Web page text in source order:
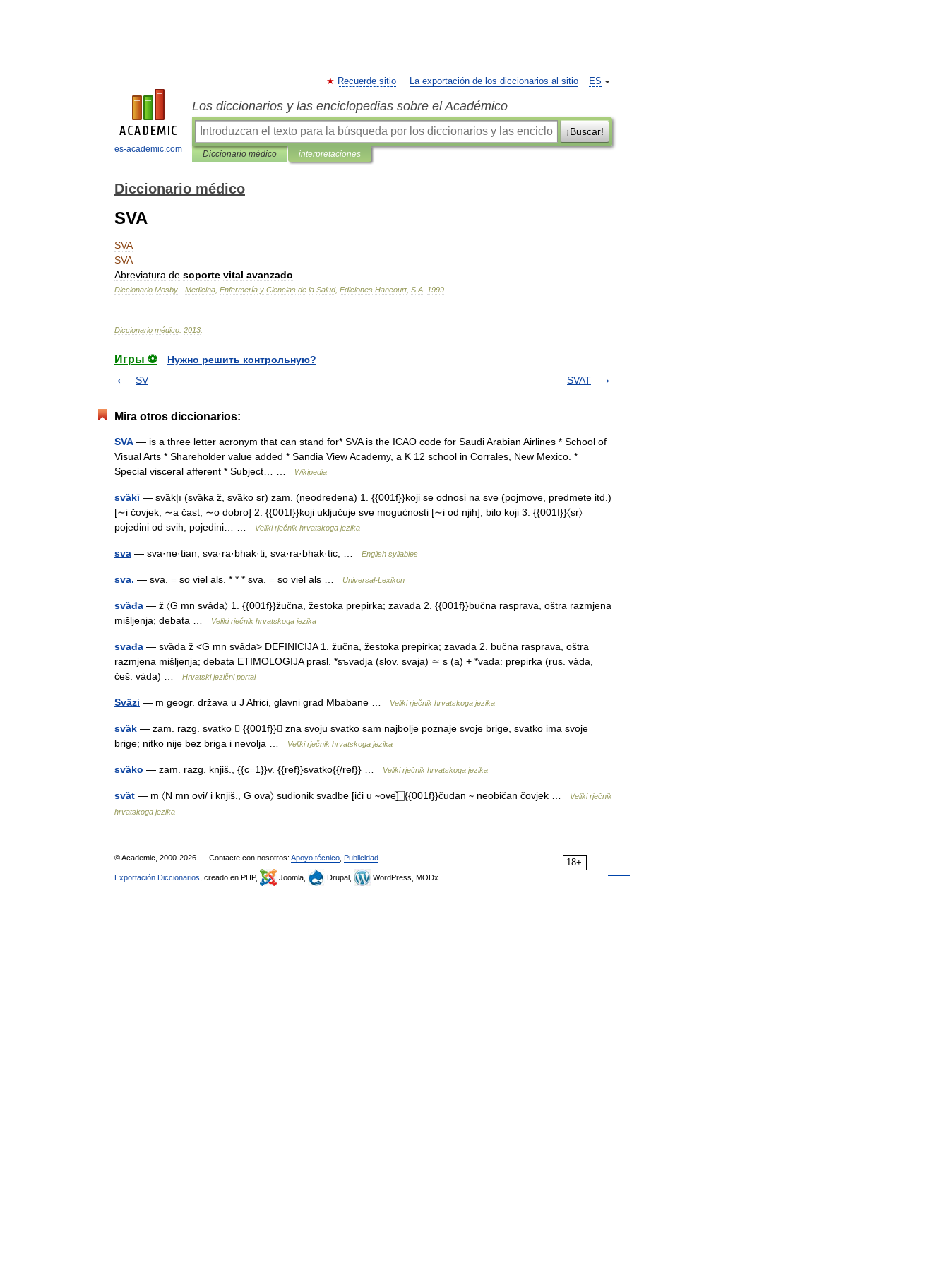
es-academic.com
ES
Recuerde sitio La exportación de los diccionarios al sitio
Los diccionarios y las enciclopedias sobre el Académico
¡Buscar!
Diccionario médico interpretaciones
Diccionario médico
SVA
SVA
SVA
Abreviatura de soporte vital avanzado
Diccionario Mosby - Medicina Enfermería y Ciencias de la Salud, Ediciones Hancourt, S A 1999
Diccionario médico 2013
Игры ⚽
Нужно решить контрольную?
SV
SVAT
Mira otros diccionarios:
SVA — is a three letter acronym that can stand for* SVA is the ICAO code for Saudi Arabian Airlines * School of
Visual Arts * Shareholder value added * Sandia View Academy, a K 12 school in Corrales, New Mexico. *
Special visceral afferent * Subject… …
Wikipedia
svȁkī — svȁk|ī (svȁkā ž, svȁkō sr) zam. (neodređena) 1. {{001f}}koji se odnosi na sve (pojmove, predmete itd.)
[∼i čovjek; ∼a čast; ∼o dobro] 2. {{001f}}koji uključuje sve mogućnosti [∼i od njih]; bilo koji 3. {{001f}}〈sr〉
pojedini od svih, pojedini… …
Veliki rječnik hrvatskoga jezika
sva — sva·ne·tian; sva·ra·bhak·ti; sva·ra·bhak·tic; … English syllables
sva. — sva. = so viel als. * * * sva. = so viel als … Universal-Lexikon
svȁđa — ž 〈G mn svȃđā〉 1. {{001f}}žučna, žestoka prepirka; zavada 2. {{001f}}bučna rasprava, oštra razmjena
mišljenja; debata …
Veliki rječnik hrvatskoga jezika
svađa — svȁđa ž <G mn svȃđā> DEFINICIJA 1. žučna, žestoka prepirka; zavada 2. bučna rasprava, oštra
razmjena mišljenja; debata ETIMOLOGIJA prasl. *sъvadja (slov. svaja) ≃ s (a) + *vada: prepirka (rus. váda,
češ. váda) …
Hrvatski jezični portal
Svȁzi — m geogr. država u J Africi, glavni grad Mbabane … Veliki rječnik hrvatskoga jezika
svȁk — zam. razg. svatko ⃞ {{001f}}∼ zna svoju svatko sam najbolje poznaje svoje brige, svatko ima svoje
brige; nitko nije bez briga i nevolja …
Veliki rječnik hrvatskoga jezika
svȁko — zam. razg. knjiš., {{c=1}}v. {{ref}}svatko{{/ref}} … Veliki rječnik hrvatskoga jezika
svȁt — m 〈N mn ovi/ i knjiš., G ōvā〉 sudionik svadbe [ići u ∼ove] ⃞ {{001f}}čudan ∼ neobičan čovjek …
Veliki rječnik
hrvatskoga jezika
18+
© Academic, 2000-2026 Contacte con nosotros: Apoyo técnico Publicidad
Exportación Diccionarios , creado en PHP, Joomla, Drupal, WordPress, MODx.